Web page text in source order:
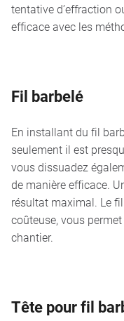
tentative d’effraction
efficace avec les
Fil barbelé
En installant du fil
seulement il est
vous dissuadez
de manière efficace.
résultat maximal. Le
coûteuse, vous
chantier.
Tête pour fil